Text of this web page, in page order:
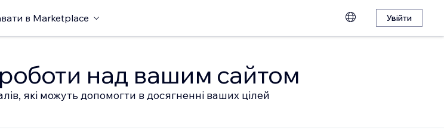
в Marketplace Увійти
над вашим сайтом
які можуть допомогти в досягненні ваших цілей